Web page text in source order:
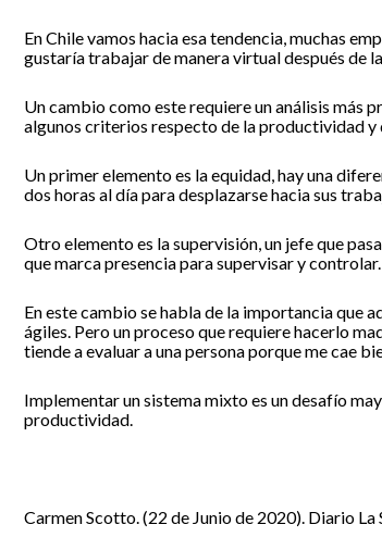
En Chile vamos hacia esa tendencia, muchas
gustaría trabajar de manera virtual después de
Un cambio como este requiere un análisis más
algunos criterios respecto de la productividad y
Un primer elemento es la equidad, hay una
dos horas al día para desplazarse hacia sus
Otro elemento es la supervisión, un jefe que
que marca presencia para supervisar y
En este cambio se habla de la importancia que
ágiles. Pero un proceso que requiere hacerlo
tiende a evaluar a una persona porque me cae
Implementar un sistema mixto es un desafío
productividad.
Carmen Scotto. (22 de Junio de 2020). Diario La